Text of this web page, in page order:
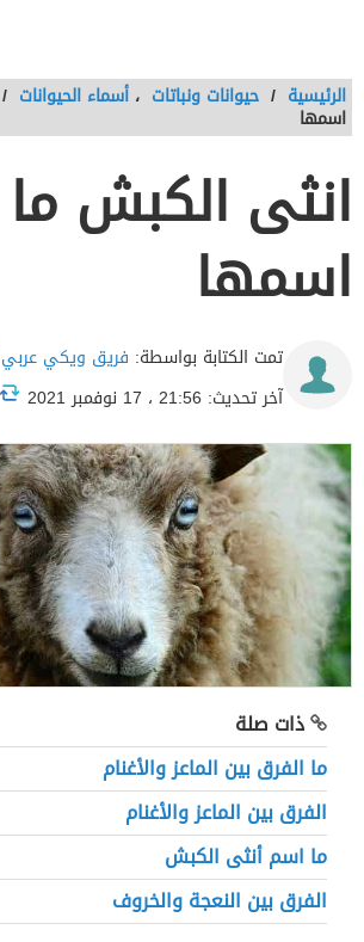
الرئيسية / حيوانات ونباتات ، أسماء الحيوانات /
اسمها
انثى الكبش ما
اسمها
تمت الكتابة بواسطة: فريق ويكي عربي
آخر تحديث: 21:56 ، 17 نوفمبر 2021
ذات صلة
ما الفرق بين الماعز والأغنام
الفرق بين الماعز والأغنام
ما اسم أنثى الكبش
الفرق بين النعجة والخروف